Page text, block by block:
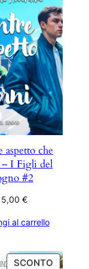
aspetto che
I Figli del
#2
€
al carrello
SCONTO